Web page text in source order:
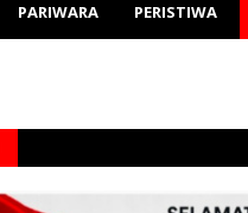
PARIWARA PERISTIWA